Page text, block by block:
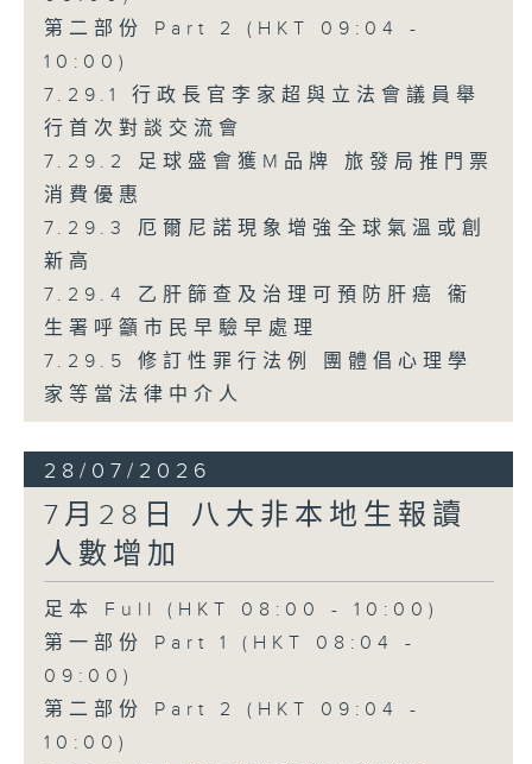
第二部份 Part 2 (HKT 09:04 -
10:00)
7.29.1 行政長官李家超與立法會議員舉
行首次對談交流會
7.29.2 足球盛會獲M品牌 旅發局推門票
消費優惠
7.29.3 厄爾尼諾現象增強全球氣溫或創
新高
7.29.4 乙肝篩查及治理可預防肝癌 衞
生署呼籲市民早驗早處理
7.29.5 修訂性罪行法例 團體倡心理學
家等當法律中介人
28/07/2026
7月28日 八大非本地生報讀
人數增加
足本 Full (HKT 08:00 - 10:00)
第一部份 Part 1 (HKT 08:04 -
09:00)
第二部份 Part 2 (HKT 09:04 -
10:00)